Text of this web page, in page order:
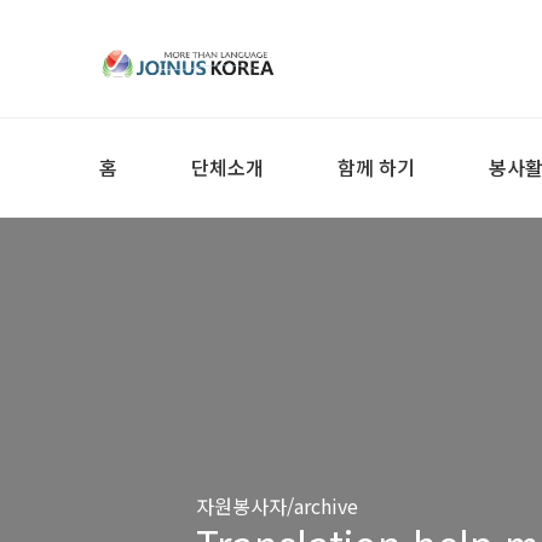
홈 단체소개 함께 하기 봉사
자원봉사자/archive